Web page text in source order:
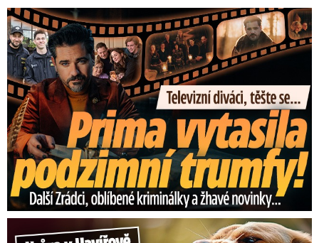
Prima vytasila podzimní trumfy! Další Zrádci a žhavé novinky
Hrůza v Havířově: Pes pokousal chlapečka (2) ve tváři!